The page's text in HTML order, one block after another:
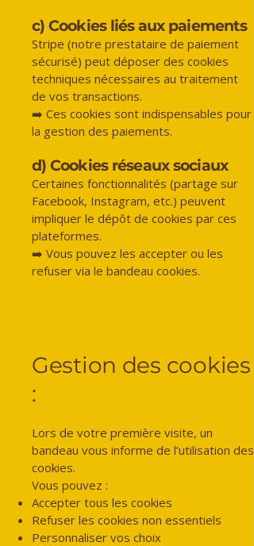
c) Cookies liés aux paiements
Stripe (notre prestataire de paiement
sécurisé) peut déposer des cookies
techniques nécessaires au traitement
de vos transactions.
➡️ Ces cookies sont indispensables pour
la gestion des paiements.
d) Cookies réseaux sociaux
Certaines fonctionnalités (partage sur
Facebook, Instagram, etc.) peuvent
impliquer le dépôt de cookies par ces
plateformes.
➡️ Vous pouvez les accepter ou les
refuser via le bandeau cookies.
Gestion des cookies
:
Lors de votre première visite, un
bandeau vous informe de l’utilisation des
cookies.
Vous pouvez :
Accepter tous les cookies
Refuser les cookies non essentiels
Personnaliser vos choix